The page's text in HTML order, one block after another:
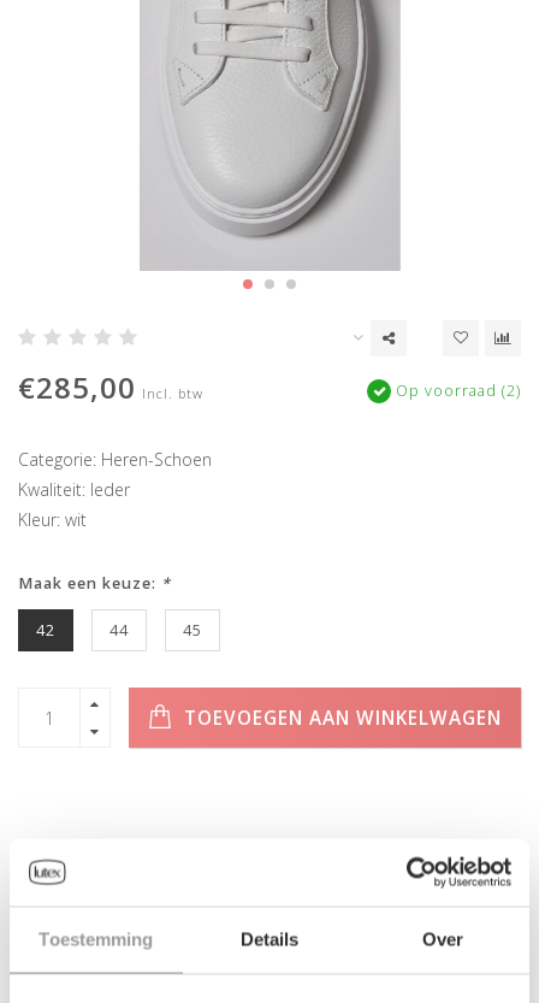
Toestemming Details Over
€285,00 Incl. btw Op voorraad (2)
Categorie: Heren-Schoen
Kwaliteit: leder
Kleur: wit
Maak een keuze: *
42 44 45
TOEVOEGEN AAN WINKELWAGEN
Geen informatie gevonden